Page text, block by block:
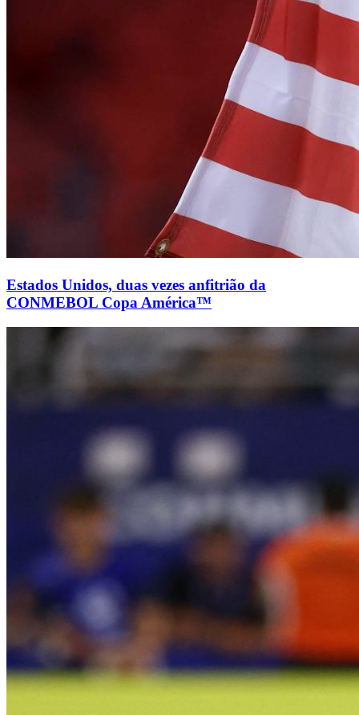
Estados Unidos, duas vezes anfitrião da
CONMEBOL Copa América™